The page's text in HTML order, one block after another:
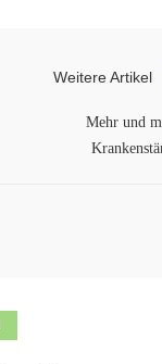
Weitere Artikel
Mehr und